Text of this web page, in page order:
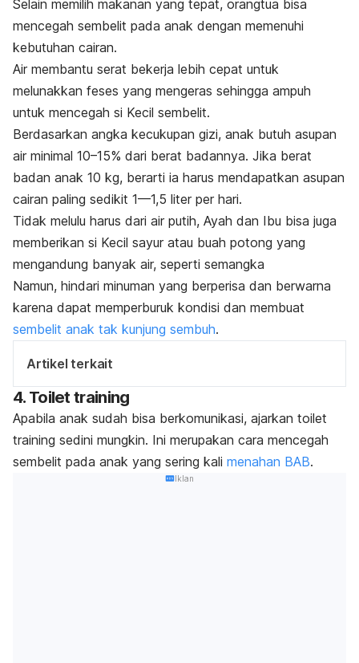
Selain memilih makanan yang tepat, orangtua bisa
mencegah sembelit pada anak dengan memenuhi
kebutuhan cairan.
Air membantu serat bekerja lebih cepat untuk
melunakkan feses yang mengeras sehingga ampuh
untuk mencegah si Kecil sembelit.
Berdasarkan angka kecukupan gizi, anak butuh asupan
air minimal 10–15% dari berat badannya. Jika berat
badan anak 10 kg, berarti ia harus mendapatkan asupan
cairan paling sedikit 1—1,5 liter per hari.
Tidak melulu harus dari air putih, Ayah dan Ibu bisa juga
memberikan si Kecil sayur atau buah potong yang
mengandung banyak air, seperti semangka
Namun, hindari minuman yang berperisa dan berwarna
karena dapat memperburuk kondisi dan membuat
sembelit anak tak kunjung sembuh.
Artikel terkait
4. Toilet training
Apabila anak sudah bisa berkomunikasi, ajarkan toilet
training sedini mungkin. Ini merupakan cara mencegah
sembelit pada anak yang sering kali menahan BAB.
Iklan